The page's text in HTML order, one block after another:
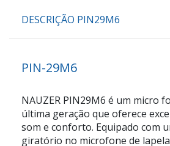
DESCRIÇÃO PIN29M6
PIN-29M6
NAUZER PIN29M6 é um micro
última geração que oferece
som e conforto. Equipado com
giratório no microfone de